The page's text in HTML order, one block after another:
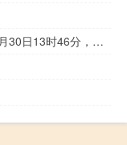
2023-09-30 13:48： 路况信息：2023年9月30日13时46分，许广高速潭衡西段回龙桥收费站附近以南K775处南往北因车流量大造成交通通行缓慢，交通恢复正常通行时间待定。 ​​​